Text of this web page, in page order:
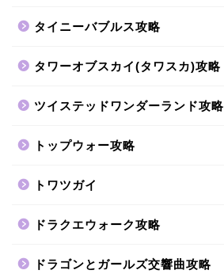
タイニーバブルス攻略
タワーオブスカイ(タワスカ)攻略
ツイステッドワンダーランド攻略
トップウォー攻略
トワツガイ
ドラクエウォーク攻略
ドラゴンとガールズ交響曲攻略